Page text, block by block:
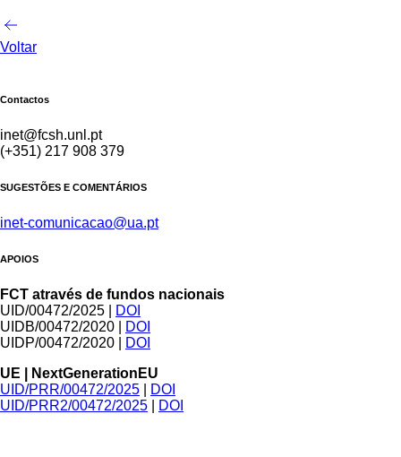
Voltar
Contactos
inet@fcsh.unl.pt
(+351) 217 908 379
SUGESTÕES E COMENTÁRIOS
inet-comunicacao@ua.pt
APOIOS
FCT através de fundos nacionais
UID/00472/2025 |
DOI
UIDB/00472/2020 |
DOI
UIDP/00472/2020 |
DOI
UE | NextGenerationEU
UID/PRR/00472/2025
DOI
UID/PRR2/00472/2025
DOI